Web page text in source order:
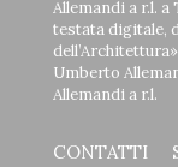
Allemandi a r.l.
testata digitale,
Umberto
Allemandi a r.l.
CONTATTI